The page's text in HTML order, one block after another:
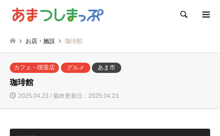
検索
お店・施設 珈琲館
カフェ・喫茶店 グルメ あま市
珈琲館
2025.04.23 / 最終更新日：2025.04.23